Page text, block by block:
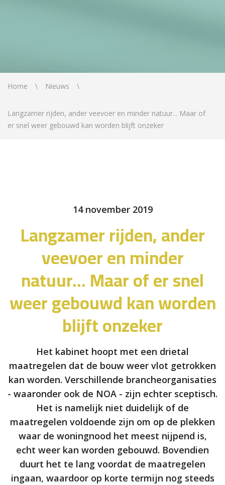
Home Nieuws
Langzamer rijden, ander veevoer en minder natuur... Maar of
er snel weer gebouwd kan worden blijft onzeker
14 november 2019
Langzamer rijden, ander
veevoer en minder
natuur... Maar of er snel
weer gebouwd kan worden
blijft onzeker
Het kabinet hoopt met een drietal
maatregelen dat de bouw weer vlot getrokken
kan worden. Verschillende brancheorganisaties
- waaronder ook de NOA - zijn echter sceptisch.
Het is namelijk niet duidelijk of de
maatregelen voldoende zijn om op de plekken
waar de woningnood het meest nijpend is,
echt weer kan worden gebouwd. Bovendien
duurt het te lang voordat de maatregelen
ingaan, waardoor op korte termijn nog steeds